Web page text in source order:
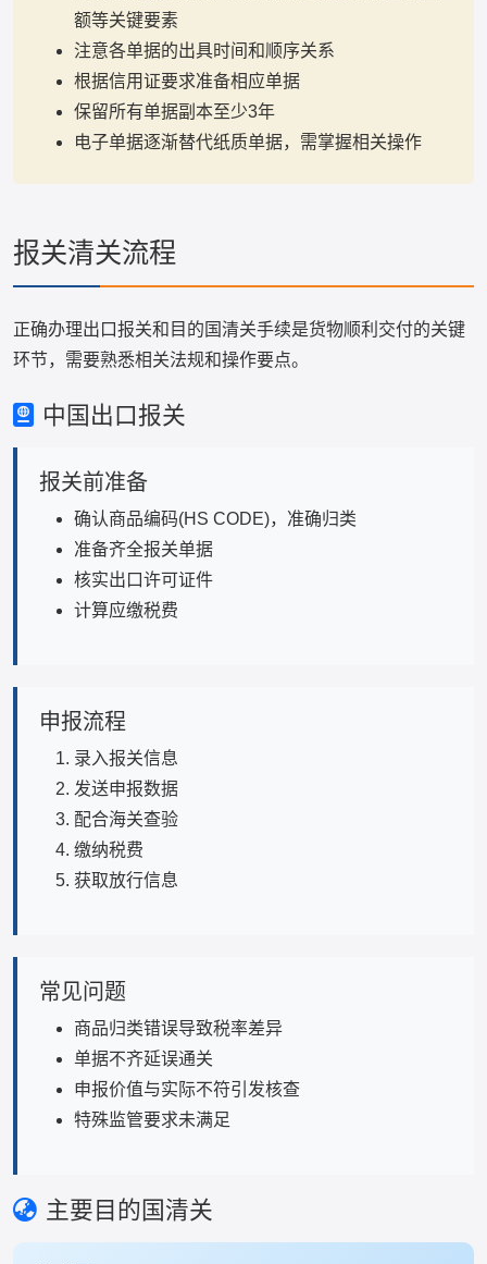
额等关键要素
注意各单据的出具时间和顺序关系
根据信用证要求准备相应单据
保留所有单据副本至少3年
电子单据逐渐替代纸质单据，需掌握相关操作
报关清关流程
正确办理出口报关和目的国清关手续是货物顺利交付的关键
环节，需要熟悉相关法规和操作要点。
中国出口报关
报关前准备
确认商品编码(HS CODE)，准确归类
准备齐全报关单据
核实出口许可证件
计算应缴税费
申报流程
录入报关信息
发送申报数据
配合海关查验
缴纳税费
获取放行信息
常见问题
商品归类错误导致税率差异
单据不齐延误通关
申报价值与实际不符引发核查
特殊监管要求未满足
主要目的国清关